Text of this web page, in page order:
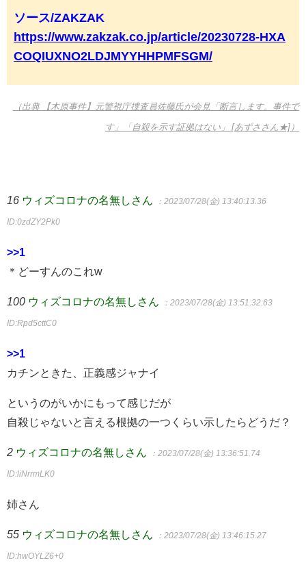
ソース/ZAKZAK
https://www.zakzak.co.jp/article/20230728-HXA
COQIUXNO2LDJMYYHHPMFSGM/
（出典 【木原事件】元警視庁捜査員佐藤氏が会見「断言します。事件で
す」「自殺を示す証拠はない」 [あずささん★]）
16 ウィズコロナの名無しさん ：2023/07/28(金) 13:40:13.36
ID:0zdZY2Pk0
>>1
＊どーすんのこれw
100 ウィズコロナの名無しさん ：2023/07/28(金) 13:51:32.63
ID:Rpd5cttC0
>>1
カチンときた、正義感ジャナイ
というのがいかにもって感じだが
自殺じゃないと言える根拠の一つくらい示したらどうだ？
2 ウィズコロナの名無しさん ：2023/07/28(金) 13:36:51.74
ID:liNrrmLK0
姉さん
55 ウィズコロナの名無しさん ：2023/07/28(金) 13:46:15.27
ID:hwOYLZ6+0